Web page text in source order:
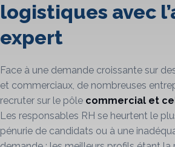
logistiques avec
expert
Face à une demande croissante sur
et commerciaux, de nombreuses
recruter sur le pôle commercial et
Les responsables RH se heurtent le
pénurie de candidats ou à une